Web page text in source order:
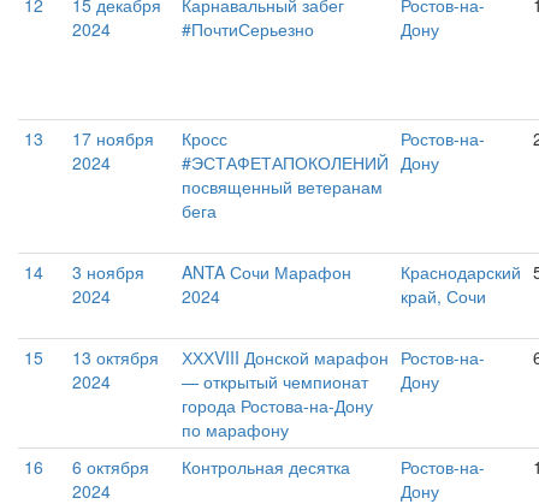
12
15 декабря
2024
Карнавальный забег
#ПочтиСерьезно
Ростов-на-
Дону
13
17 ноября
2024
Кросс
#ЭСТАФЕТАПОКОЛЕНИЙ
посвященный ветеранам
бега
Ростов-на-
Дону
14
3 ноября
2024
ANTA Сочи Марафон
2024
Краснодарский
край, Сочи
15
13 октября
2024
ХХХVIII Донской марафон
— открытый чемпионат
города Ростова-на-Дону
по марафону
Ростов-на-
Дону
16
6 октября
2024
Контрольная десятка
Ростов-на-
Дону